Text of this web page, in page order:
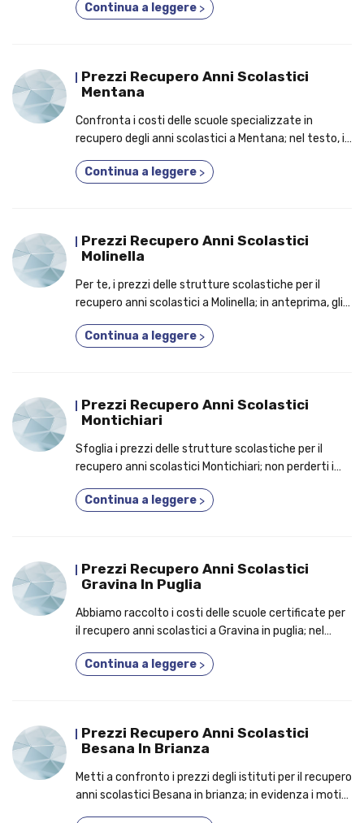
frequentare un corso diurno o serale!
Continua a leggere >
Prezzi Recupero Anni Scolastici
Mentana
Confronta i costi delle scuole specializzate in
recupero degli anni scolastici a Mentana; nel testo, i
anni in uno!
Continua a leggere >
Prezzi Recupero Anni Scolastici
Molinella
Per te, i prezzi delle strutture scolastiche per il
recupero anni scolastici a Molinella; in anteprima, gli
un corso fino a 5 anni in uno!
Continua a leggere >
Prezzi Recupero Anni Scolastici
Montichiari
Sfoglia i prezzi delle strutture scolastiche per il
recupero anni scolastici Montichiari; non perderti i
privato!
Continua a leggere >
Prezzi Recupero Anni Scolastici
Gravina In Puglia
Abbiamo raccolto i costi delle scuole certificate per
il recupero anni scolastici a Gravina in puglia; nel
aderiscono a un corso due anni in uno!
Continua a leggere >
Prezzi Recupero Anni Scolastici
Besana In Brianza
Metti a confronto i prezzi degli istituti per il recupero
anni scolastici Besana in brianza; in evidenza i motivi